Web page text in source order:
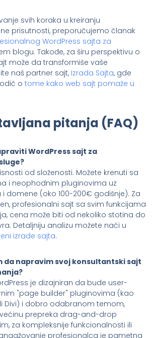
svih koraka u kreiranju
prisutnosti, preporučujemo članak
WordPress sajta za
blogu. Takođe, za širu perspektivu o
može da transformiše vaše
naš partner sajt, Izrada Sajta, gde
o tome kako web sajt pomaže u
pitanja (FAQ)
WordPress sajt za
od složenosti. Možete krenuti sa
i neophodnim pluginovima uz
domene (oko 100-200€ godišnje). Za
profesionalni sajt sa svim funkcijama
cena može biti od nekoliko stotina do
Detaljniju analizu možete naći u
izrade sajta.
da napravim svoj konsultantski sajt
je dizajniran da bude user-
"page builder" pluginovima (kao
Divi) i dobro odabranom temom,
prepreka drag-and-drop
za kompleksnije funkcionalnosti ili
profesionalca je pametna